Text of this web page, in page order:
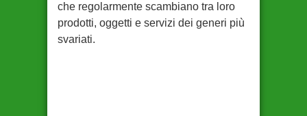
che regolarmente scambiano tra loro
prodotti, oggetti e servizi dei generi più
svariati.